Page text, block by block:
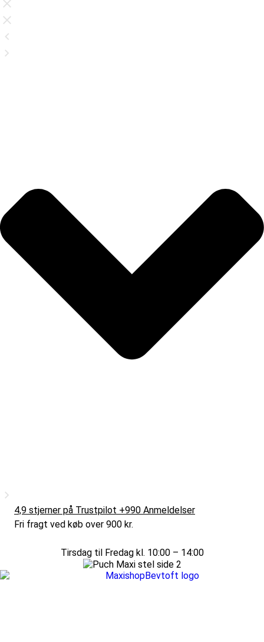
4,9 stjerner på Trustpilot +990 Anmeldelser
Fri fragt ved køb over 900 kr.
Tirsdag til Fredag kl. 10:00 – 14:00